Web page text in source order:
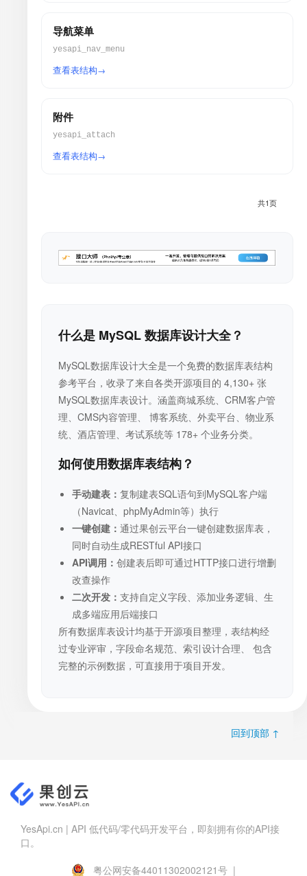
导航菜单
yesapi_nav_menu
查看表结构
附件
yesapi_attach
查看表结构
共1页
什么是 MySQL 数据库设计大全？
MySQL数据库设计大全是一个免费的数据库表结构
参考平台，收录了来自各类开源项目的 4,130+ 张
MySQL数据库表设计。涵盖商城系统、CRM客户管
理、CMS内容管理、 博客系统、外卖平台、物业系
统、酒店管理、考试系统等 178+ 个业务分类。
如何使用数据库表结构？
手动建表： 复制建表SQL语句到MySQL客户端
（Navicat、phpMyAdmin等）执行
一键创建： 通过果创云平台一键创建数据库表，
同时自动生成RESTful API接口
API调用： 创建表后即可通过HTTP接口进行增删
改查操作
二次开发： 支持自定义字段、添加业务逻辑、生
成多端应用后端接口
所有数据库表设计均基于开源项目整理，表结构经
过专业评审，字段命名规范、索引设计合理、 包含
完整的示例数据，可直接用于项目开发。
回到顶部 ↑
YesApi.cn | API 低代码/零代码开发平台，即刻拥有你的API接
口。
粤公网安备44011302002121号 |